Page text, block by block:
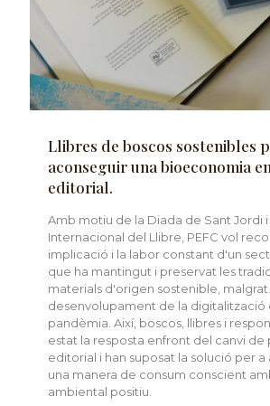
Llibres de boscos sostenibles
aconseguir una bioeconomia
editorial.
Amb motiu de la Diada de Sant Jordi
Internacional del Llibre, PEFC vol
implicació i la labor constant d'un
que ha mantingut i preservat les
materials d'origen sostenible, malgrat
desenvolupament de la digitalització
pandèmia. Així, boscos, llibres i
estat la resposta enfront del canvi de
editorial i han suposat la solució per
una manera de consum conscient
ambiental positiu.